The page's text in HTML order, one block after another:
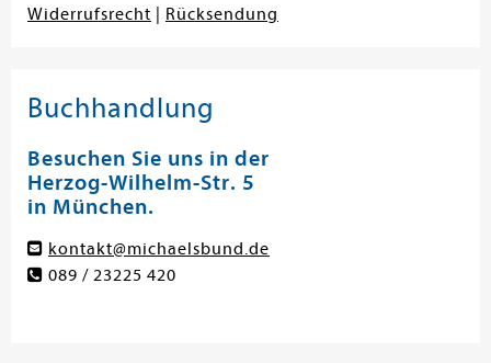
Widerrufsrecht
Rücksendung
Buchhandlung
Besuchen Sie uns in der
Herzog-Wilhelm-Str. 5
in München.
kontakt@michaelsbund.de
089 / 23225 420